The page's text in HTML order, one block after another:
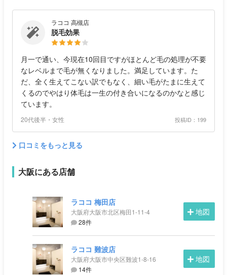
ラココ 高槻店
脱毛効果
月一で通い、今現在10回目ですがほとんど毛の処理が不要
なレベルまで毛が無くなりました。満足しています。た
だ、全く生えてこない訳でもなく、細い毛がたまに生えて
くるのでやはり体毛は一生の付き合いになるのかなと感じ
ています。
20代後半・女性 投稿ID：199
口コミをもっと見る
大阪にある店舗
ラココ 梅田店
大阪府大阪市北区梅田1-11-4
28件
地図
ラココ 難波店
大阪府大阪市中央区難波1-8-16
14件
地図